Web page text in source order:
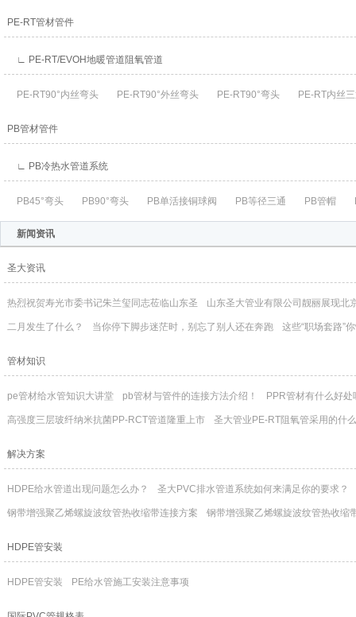
PE-RT管材管件
∟ PE-RT/EVOH地暖管道阻氧管道
PE-RT90°内丝弯头 PE-RT90°外丝弯头 PE-RT90°弯头 PE-RT内丝
PB管材管件
∟ PB冷热水管道系统
PB45°弯头 PB90°弯头 PB单活接铜球阀 PB等径三通 PB管帽
新闻资讯
圣大资讯
热烈祝贺寿光市委书记朱兰玺同志莅临山东圣 山东圣大管业有限公司靓丽展现北
二月发生了什么？ 当你停下脚步迷茫时，别忘了别人还在奔跑 这些“职场套路”
管材知识
pe管材给水管知识大讲堂 pb管材与管件的连接方法介绍！ PPR管材有什么好
高强度三层玻纤纳米抗菌PP-RCT管道隆重上市 圣大管业PE-RT阻氧管采用的什
解决方案
HDPE给水管道出现问题怎么办？ 圣大PVC排水管道系统如何来满足你的要求？
钢带增强聚乙烯螺旋波纹管热收缩带连接方案 钢带增强聚乙烯螺旋波纹管热收缩
HDPE管安装
HDPE管安装 PE给水管施工安装注意事项